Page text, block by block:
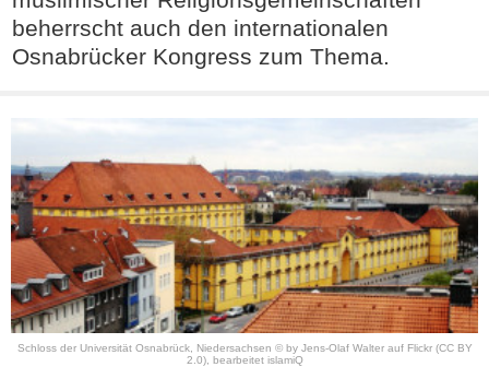
beherrscht auch den internationalen
Osnabrücker Kongress zum Thema.
Schloss der Universität Osnabrück, Niedersachsen © by Jens-Olaf Walterauf Flickr (CC BY
2.0), bearbeitet islamiQ